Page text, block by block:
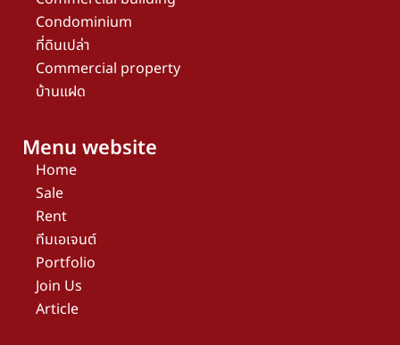
Condominium
ที่ดินเปล่า
Commercial property
บ้านแฝด
Menu website
Home
Sale
Rent
ทีมเอเจนต์
Portfolio
Join Us
Article